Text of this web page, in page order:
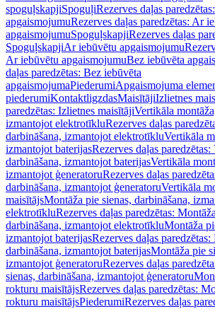
spoguļskapjiSpoguļiRezerves daļas
apgaismojumuRezerves daļas paredzētas: Ar
apgaismojumuSpoguļskapjiRezerves daļas
SpoguļskapjiAr iebūvētu apgaismojumu
Ar iebūvētu apgaismojumuBez iebūvēta
daļas paredzētas: Bez iebūvēta
apgaismojumaPiederumiApgaismojuma
piederumiKontaktligzdasMaisītājiIzlietnes
paredzētas: Izlietnes maisītājiVertikāla
izmantojot elektrotīkluRezerves daļas
darbināšana, izmantojot elektrotīkluVertikāla
izmantojot baterijasRezerves daļas
darbināšana, izmantojot baterijasVertikāla
izmantojot ģeneratoruRezerves daļas
darbināšana, izmantojot ģeneratoruVertikāla
maisītājsMontāža pie sienas, darbināšana,
elektrotīkluRezerves daļas paredzētas:
darbināšana, izmantojot elektrotīkluMontāža
izmantojot baterijasRezerves daļas
darbināšana, izmantojot baterijasMontāža pie
izmantojot ģeneratoruRezerves daļas
sienas, darbināšana, izmantojot ģeneratoru
rokturu maisītājsRezerves daļas paredzētas:
rokturu maisītājsPiederumiRezerves daļas